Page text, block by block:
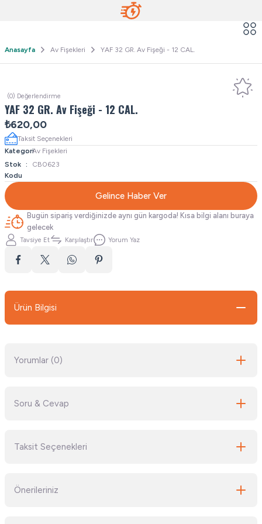
Anasayfa Av Fişekleri YAF 32 GR. Av Fişeği - 12 CAL.
(0) Değerlendirme
YAF 32 GR. Av Fişeği - 12 CAL.
₺620,00
Taksit Seçenekleri
KategoriAv Fişekleri
Stok
Kodu
CB0623
Gelince Haber Ver
Bugün sipariş verdiğinizde aynı gün kargoda! Kısa bilgi alanı buraya
gelecek
Tavsiye Et Karşılaştır Yorum Yaz
Ürün Bilgisi
Yorumlar (0)
Soru & Cevap
Taksit Seçenekleri
Önerileriniz